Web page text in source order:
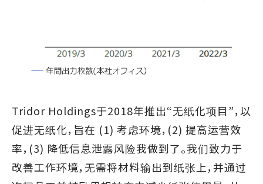
Tridor Holdings于2018年推出“无纸化项目”，以
促进无纸化，旨在 (1) 考虑环境，(2) 提高运营效
率，(3) 降低信息泄露风险我做到了。我们致力于
改善工作环境，无需将材料输出到纸张上，并通过